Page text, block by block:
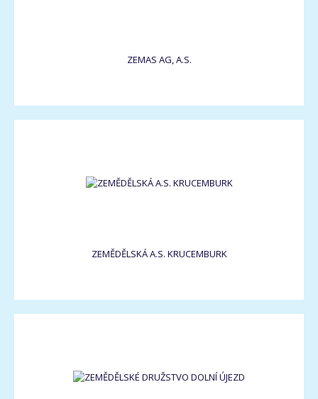
ZEMAS AG, A.S.
ZEMĚDĚLSKÁ A.S. KRUCEMBURK